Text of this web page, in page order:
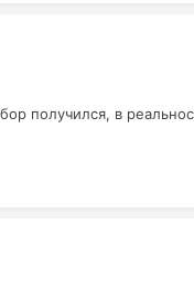
получился, в